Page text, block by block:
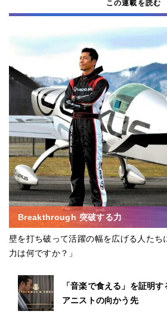
この連載を読む
Breakthrough 突破する力
壁を打ち破って活躍の幅を広げる人たち
力は何ですか？」
「音楽で食える」を証明
アニストの向かう先